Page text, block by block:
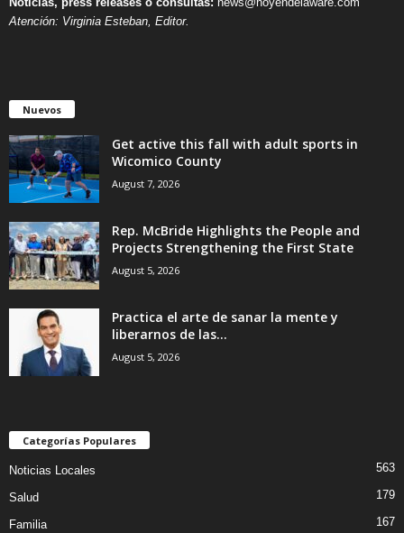
Atención: Virginia Esteban, Editor.
Nuevos
Get active this fall with adult sports in
Wicomico County
August 7, 2026
Rep. McBride Highlights the People and
Projects Strengthening the First State
August 5, 2026
Practica el arte de sanar la mente y
liberarnos de las...
August 5, 2026
Categorías Populares
Noticias Locales 563
Salud 179
Familia 167